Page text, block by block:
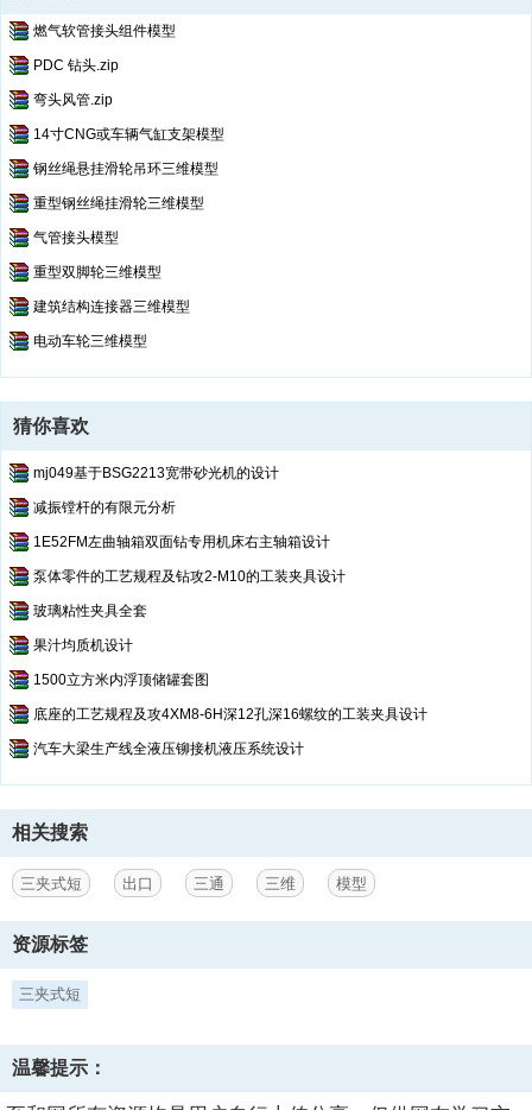
燃气软管接头组件模型
PDC 钻头.zip
弯头风管.zip
14寸CNG或车辆气缸支架模型
钢丝绳悬挂滑轮吊环三维模型
重型钢丝绳挂滑轮三维模型
气管接头模型
重型双脚轮三维模型
建筑结构连接器三维模型
电动车轮三维模型
猜你喜欢
mj049基于BSG2213宽带砂光机的设计
减振镗杆的有限元分析
1E52FM左曲轴箱双面钻专用机床右主轴箱设计
泵体零件的工艺规程及钻攻2-M10的工装夹具设计
玻璃粘性夹具全套
果汁均质机设计
1500立方米内浮顶储罐套图
底座的工艺规程及攻4XM8-6H深12孔深16螺纹的工装夹具设计
汽车大梁生产线全液压铆接机液压系统设计
相关搜索
三夹式短 出口 三通 三维 模型
资源标签
三夹式短
温馨提示：